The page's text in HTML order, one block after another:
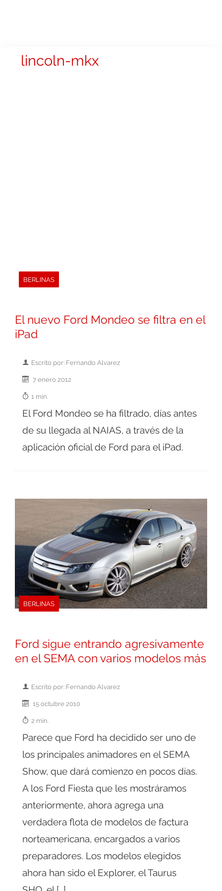
lincoln-mkx
BERLINAS
El nuevo Ford Mondeo se filtra en el
iPad
Escrito por: Fernando Alvarez
7 enero 2012
1 min.
El Ford Mondeo se ha filtrado, días antes
de su llegada al NAIAS, a través de la
aplicación oficial de Ford para el iPad.
BERLINAS
Ford sigue entrando agresivamente
en el SEMA con varios modelos más
Escrito por: Fernando Alvarez
15 octubre 2010
2 min.
Parece que Ford ha decidido ser uno de
los principales animadores en el SEMA
Show, que dará comienzo en pocos días.
A los Ford Fiesta que les mostráramos
anteriormente, ahora agrega una
verdadera flota de modelos de factura
norteamericana, encargados a varios
preparadores. Los modelos elegidos
ahora han sido el Explorer, el Taurus